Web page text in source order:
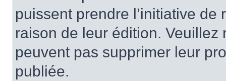
puissent prendre l’initiative
raison de leur édition.
peuvent pas supprimer leur
publiée.